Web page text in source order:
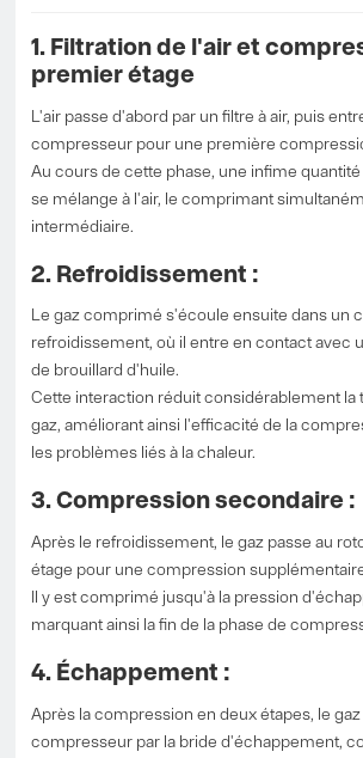
1. Filtration de l'air et
premier étage
L'air passe d'abord par un filtre à air, puis
compresseur pour une première
Au cours de cette phase, une infime
se mélange à l'air, le comprimant
intermédiaire.
2. Refroidissement :
Le gaz comprimé s'écoule ensuite dans un
refroidissement, où il entre en contact avec
de brouillard d'huile.
Cette interaction réduit considérablement la
gaz, améliorant ainsi l'efficacité de la
les problèmes liés à la chaleur.
3. Compression secondaire :
Après le refroidissement, le gaz passe au
étage pour une compression
Il y est comprimé jusqu'à la pression
marquant ainsi la fin de la phase de
4. Échappement :
Après la compression en deux étapes, le
compresseur par la bride d'échappement,